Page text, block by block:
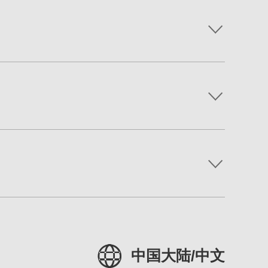
中国大陆/中文